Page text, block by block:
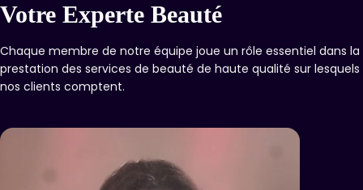
Votre Experte Beauté
Chaque membre de notre équipe joue un rôle essentiel dans la
prestation des services de beauté de haute qualité sur lesquels
nos clients comptent.